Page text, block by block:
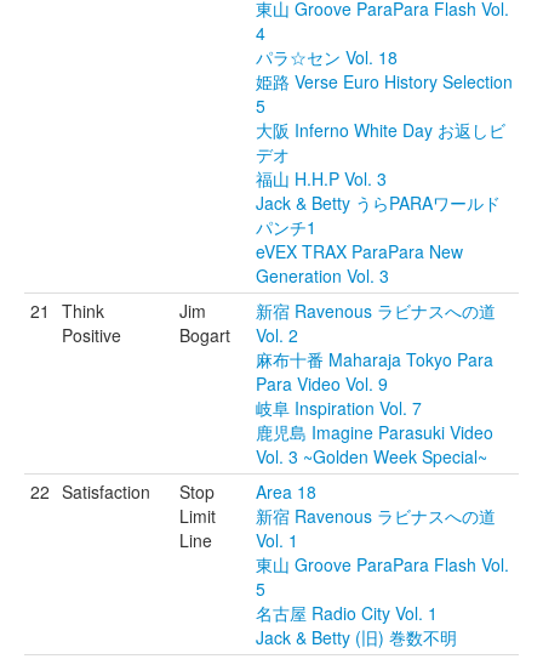
東山 Groove ParaPara Flash Vol.
4
パラ☆セン Vol. 18
姫路 Verse Euro History Selection
5
大阪 Inferno White Day お返しビ
デオ
福山 H.H.P Vol. 3
Jack & Betty うらPARAワールド
パンチ1
eVEX TRAX ParaPara New
Generation Vol. 3
21
Think
Positive
Jim
Bogart
新宿 Ravenous ラビナスへの道
Vol. 2
麻布十番 Maharaja Tokyo Para
Para Video Vol. 9
岐阜 Inspiration Vol. 7
鹿児島 Imagine Parasuki Video
Vol. 3 ~Golden Week Special~
22 Satisfaction
Stop
Limit
Line
Area 18
新宿 Ravenous ラビナスへの道
Vol. 1
東山 Groove ParaPara Flash Vol.
5
名古屋 Radio City Vol. 1
Jack & Betty (旧) 巻数不明